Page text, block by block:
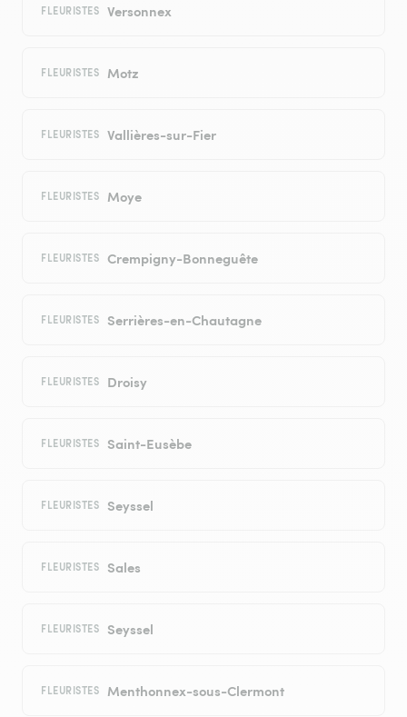
FLEURISTES Versonnex
FLEURISTES Motz
FLEURISTES Vallières-sur-Fier
FLEURISTES Moye
FLEURISTES Crempigny-Bonneguête
FLEURISTES Serrières-en-Chautagne
FLEURISTES Droisy
FLEURISTES Saint-Eusèbe
FLEURISTES Seyssel
FLEURISTES Sales
FLEURISTES Seyssel
FLEURISTES Menthonnex-sous-Clermont